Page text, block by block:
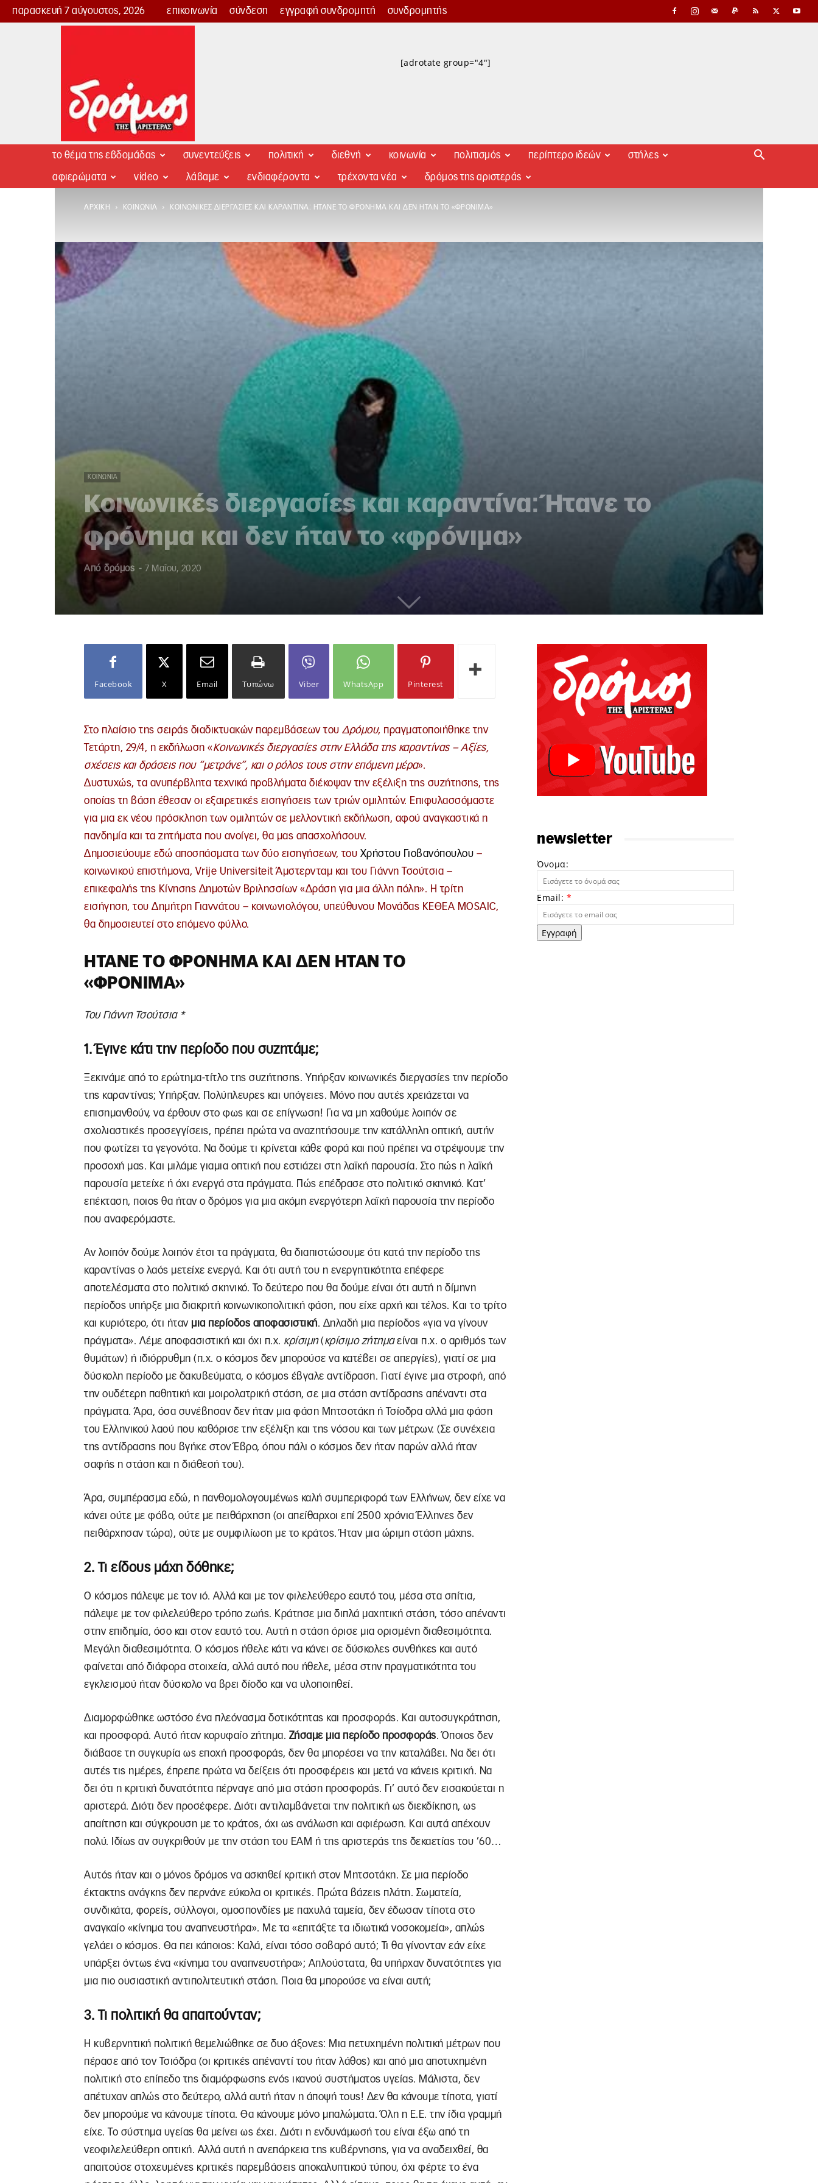
παρασκευή 7 αύγουστος, 2026 επικοινωνία σύνδεση εγγραφή συνδρομητή συνδρομητής
Δρόμος
[adrotate group="4"]
το θέμα της εβδομάδας συνεντεύξεις πολιτική διεθνή κοινωνία πολιτισμός περίπτερο ιδεών στήλες
αφιερώματα video λάβαμε ενδιαφέροντα τρέχοντα νέα δρόμος της αριστεράς
ΑΡΧΙΚΉ ΚΟΙΝΩΝΊΑ ΚΟΙΝΩΝΙΚΈΣ ΔΙΕΡΓΑΣΊΕΣ ΚΑΙ ΚΑΡΑΝΤΊΝΑ: ΉΤΑΝΕ ΤΟ ΦΡΌΝΗΜΑ ΚΑΙ ΔΕΝ ΉΤΑΝ ΤΟ «ΦΡΌΝΙΜΑ»
ΚΟΙΝΩΝΊΑ
Κοινωνικές διεργασίες και καραντίνα: Ήτανε το
φρόνημα και δεν ήταν το «φρόνιμα»
Από δρόμος - 7 Μαΐου, 2020
Facebook X Email Τυπώνω Viber WhatsApp Pinterest
Στο πλαίσιο της σειράς διαδικτυακών παρεμβάσεων του Δρόμου, πραγματοποιήθηκε την
Τετάρτη, 29/4, η εκδήλωση «Κοινωνικές διεργασίες στην Ελλάδα της καραντίνας – Αξίες,
σχέσεις και δράσεις που “μετράνε”, και ο ρόλος τους στην επόμενη μέρα».
Δυστυχώς, τα ανυπέρβλητα τεχνικά προβλήματα διέκοψαν την εξέλιξη της συζήτησης, της
οποίας τη βάση έθεσαν οι εξαιρετικές εισηγήσεις των τριών ομιλητών. Επιφυλασσόμαστε
για μια εκ νέου πρόσκληση των ομιλητών σε μελλοντική εκδήλωση, αφού αναγκαστικά η
πανδημία και τα ζητήματα που ανοίγει, θα μας απασχολήσουν.
Δημοσιεύουμε εδώ αποσπάσματα των δύο εισηγήσεων, του Χρήστου Γιοβανόπουλου –
κοινωνικού επιστήμονα, Vrije Universiteit Άμστερνταμ και του Γιάννη Τσούτσια –
επικεφαλής της Κίνησης Δημοτών Βριλησσίων «Δράση για μια άλλη πόλη». Η τρίτη
εισήγηση, του Δημήτρη Γιαννάτου – κοινωνιολόγου, υπεύθυνου Μονάδας ΚΕΘΕΑ MOSAIC,
θα δημοσιευτεί στο επόμενο φύλλο.
ΉΤΑΝΕ ΤΟ ΦΡΌΝΗΜΑ ΚΑΙ ΔΕΝ ΉΤΑΝ ΤΟ
«ΦΡΌΝΙΜΑ»
Του Γιάννη Τσούτσια *
1. Έγινε κάτι την περίοδο που συζητάμε;
Ξεκινάμε από το ερώτημα-τίτλο της συζήτησης. Υπήρξαν κοινωνικές διεργασίες την περίοδο
της καραντίνας; Υπήρξαν. Πολύπλευρες και υπόγειες. Μόνο που αυτές χρειάζεται να
επισημανθούν, να έρθουν στο φως και σε επίγνωση! Για να μη χαθούμε λοιπόν σε
σχολιαστικές προσεγγίσεις, πρέπει πρώτα να αναζητήσουμε την κατάλληλη οπτική, αυτήν
που φωτίζει τα γεγονότα. Να δούμε τι κρίνεται κάθε φορά και πού πρέπει να στρέψουμε την
προσοχή μας. Και μιλάμε γιαμια οπτική που εστιάζει στη λαϊκή παρουσία. Στο πώς η λαϊκή
παρουσία μετείχε ή όχι ενεργά στα πράγματα. Πώς επέδρασε στο πολιτικό σκηνικό. Κατ’
επέκταση, ποιος θα ήταν ο δρόμος για μια ακόμη ενεργότερη λαϊκή παρουσία την περίοδο
που αναφερόμαστε.
Αν λοιπόν δούμε λοιπόν έτσι τα πράγματα, θα διαπιστώσουμε ότι κατά την περίοδο της
καραντίνας ο λαός μετείχε ενεργά. Και ότι αυτή του η ενεργητικότητα επέφερε
αποτελέσματα στο πολιτικό σκηνικό. Το δεύτερο που θα δούμε είναι ότι αυτή η δίμηνη
περίοδος υπήρξε μια διακριτή κοινωνικοπολιτική φάση, που είχε αρχή και τέλος. Και το τρίτο
και κυριότερο, ότι ήταν μια περίοδος αποφασιστική. Δηλαδή μια περίοδος «για να γίνουν
πράγματα». Λέμε αποφασιστική και όχι π.χ. κρίσιμη(κρίσιμο ζήτημαείναι π.χ. ο αριθμός των
θυμάτων) ή ιδιόρρυθμη (π.χ. ο κόσμος δεν μπορούσε να κατέβει σε απεργίες), γιατί σε μια
δύσκολη περίοδο με δακυβεύματα, ο κόσμος έβγαλε αντίδραση. Γιατί έγινε μια στροφή, από
την ουδέτερη παθητική και μοιρολατρική στάση, σε μια στάση αντίδρασης απέναντι στα
πράγματα. Άρα, όσα συνέβησαν δεν ήταν μια φάση Μητσοτάκη ή Τσίοδρα αλλά μια φάση
του Ελληνικού λαού που καθόρισε την εξέλιξη και της νόσου και των μέτρων. (Σε συνέχεια
της αντίδρασης που βγήκε στον Έβρο, όπου πάλι ο κόσμος δεν ήταν παρών αλλά ήταν
σαφής η στάση και η διάθεσή του).
Άρα, συμπέρασμα εδώ, η πανθομολογουμένως καλή συμπεριφορά των Ελλήνων, δεν είχε να
κάνει ούτε με φόβο, ούτε με πειθάρχηση (οι απείθαρχοι επί 2500 χρόνια Έλληνες δεν
πειθάρχησαν τώρα), ούτε με συμφιλίωση με το κράτος. Ήταν μια ώριμη στάση μάχης.
2. Τι είδους μάχη δόθηκε;
Ο κόσμος πάλεψε με τον ιό. Αλλά και με τον φιλελεύθερο εαυτό του, μέσα στα σπίτια,
πάλεψε με τον φιλελεύθερο τρόπο ζωής. Κράτησε μια διπλά μαχητική στάση, τόσο απέναντι
στην επιδημία, όσο και στον εαυτό του. Αυτή η στάση όρισε μια ορισμένη διαθεσιμότητα.
Μεγάλη διαθεσιμότητα. Ο κόσμος ήθελε κάτι να κάνει σε δύσκολες συνθήκες και αυτό
φαίνεται από διάφορα στοιχεία, αλλά αυτό που ήθελε, μέσα στην πραγματικότητα του
εγκλεισμού ήταν δύσκολο να βρει δίοδο και να υλοποιηθεί.
Διαμορφώθηκε ωστόσο ένα πλεόνασμα δοτικότητας και προσφοράς. Και αυτοσυγκράτηση,
και προσφορά. Αυτό ήταν κορυφαίο ζήτημα. Ζήσαμε μια περίοδο προσφοράς. Όποιος δεν
διάβασε τη συγκυρία ως εποχή προσφοράς, δεν θα μπορέσει να την καταλάβει. Να δει ότι
αυτές τις ημέρες, έπρεπε πρώτα να δείξεις ότι προσφέρεις και μετά να κάνεις κριτική. Να
δει ότι η κριτική δυνατότητα πέρναγε από μια στάση προσφοράς. Γι’ αυτό δεν εισακούεται η
αριστερά. Διότι δεν προσέφερε. Διότι αντιλαμβάνεται την πολιτική ως διεκδίκηση, ως
απαίτηση και σύγκρουση με το κράτος, όχι ως ανάλωση και αφιέρωση. Και αυτά απέχουν
πολύ. Ιδίως αν συγκριθούν με την στάση του ΕΑΜ ή της αριστεράς της δεκαετίας του ’60…
Αυτός ήταν και ο μόνος δρόμος να ασκηθεί κριτική στον Μητσοτάκη. Σε μια περίοδο
έκτακτης ανάγκης δεν περνάνε εύκολα οι κριτικές. Πρώτα βάζεις πλάτη. Σωματεία,
συνδικάτα, φορείς, σύλλογοι, ομοσπονδίες με παχυλά ταμεία, δεν έδωσαν τίποτα στο
αναγκαίο «κίνημα του αναπνευστήρα». Με τα «επιτάξτε τα ιδιωτικά νοσοκομεία», απλώς
γελάει ο κόσμος. Θα πει κάποιος: Καλά, είναι τόσο σοβαρό αυτό; Τι θα γίνονταν εάν είχε
υπάρξει όντως ένα «κίνημα του αναπνευστήρα»; Απλούστατα, θα υπήρχαν δυνατότητες για
μια πιο ουσιαστική αντιπολιτευτική στάση. Ποια θα μπορούσε να είναι αυτή;
3. Τι πολιτική θα απαιτούνταν;
Η κυβερνητική πολιτική θεμελιώθηκε σε δυο άξονες: Μια πετυχημένη πολιτική μέτρων που
πέρασε από τον Τσιόδρα (οι κριτικές απέναντί του ήταν λάθος) και από μια αποτυχημένη
πολιτική στο επίπεδο της διαμόρφωσης ενός ικανού συστήματος υγείας. Μάλιστα, δεν
απέτυχαν απλώς στο δεύτερο, αλλά αυτή ήταν η άποψή τους! Δεν θα κάνουμε τίποτα, γιατί
δεν μπορούμε να κάνουμε τίποτα. Θα κάνουμε μόνο μπαλώματα. Όλη η Ε.Ε. την ίδια γραμμή
είχε. Το σύστημα υγείας θα μείνει ως έχει. Διότι η ενδυνάμωσή του είναι έξω από τη
νεοφιλελεύθερη οπτική. Αλλά αυτή η ανεπάρκεια της κυβέρνησης, για να αναδειχθεί, θα
απαιτούσε στοχευμένες κριτικές παρεμβάσεις αποκαλυπτικού τύπου, όχι φέρτε το ένα
newsletter
Όνομα:
Email: *
Εγγραφή